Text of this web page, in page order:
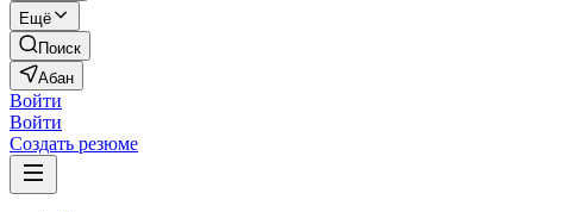
Ещё
Поиск
Абан
Войти
Войти
Создать резюме